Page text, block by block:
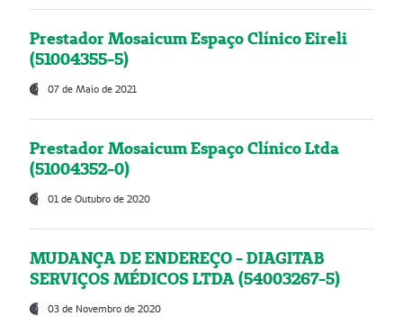
Prestador Mosaicum Espaço Clínico Eireli
(51004355-5)
07 de Maio de 2021
Prestador Mosaicum Espaço Clínico Ltda
(51004352-0)
01 de Outubro de 2020
MUDANÇA DE ENDEREÇO - DIAGITAB
SERVIÇOS MÉDICOS LTDA (54003267-5)
03 de Novembro de 2020